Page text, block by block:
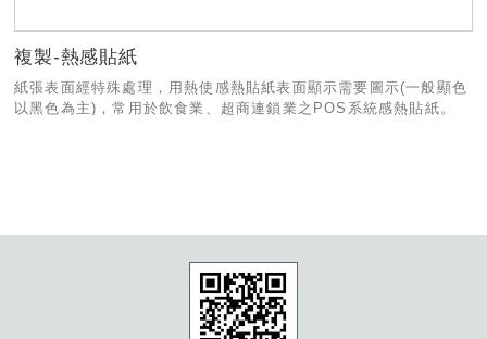
複製-熱感貼紙
紙張表面經特殊處理，用熱使感熱貼紙表面顯示需要圖示(一般顯色
以黑色為主)，常用於飲食業、超商連鎖業之POS系統感熱貼紙。